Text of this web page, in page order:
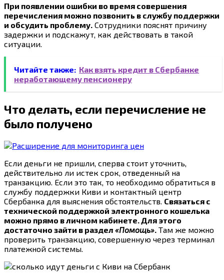
При появлении ошибки во время совершения
перечисления можно позвонить в службу поддержки
и обсудить проблему. Сотрудники пояснят причину
задержки и подскажут, как действовать в такой
ситуации.
Читайте также: Как взять кредит в Сбербанке
неработающему пенсионеру
Что делать, если перечисление не
было получено
Если деньги не пришли, сперва стоит уточнить,
действительно ли истек срок, отведенный на
транзакцию. Если это так, то необходимо обратиться в
службу поддержки Киви и контактный центр
Сбербанка для выяснения обстоятельств. Связаться с
технической поддержкой электронного кошелька
можно прямо в личном кабинете. Для этого
достаточно зайти в раздел «Помощь». Там же можно
проверить транзакцию, совершенную через терминал
платежной системы.